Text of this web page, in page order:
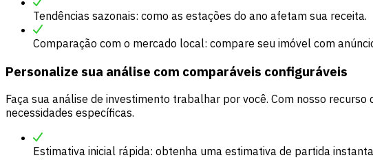
Tendências sazonais: como as estações do ano afetam sua receita.
Comparação com o mercado local: compare seu imóvel com
Personalize sua análise com comparáveis configuráveis
Faça sua análise de investimento trabalhar por você. Com nosso
necessidades específicas.
Estimativa inicial rápida: obtenha uma estimativa de partida